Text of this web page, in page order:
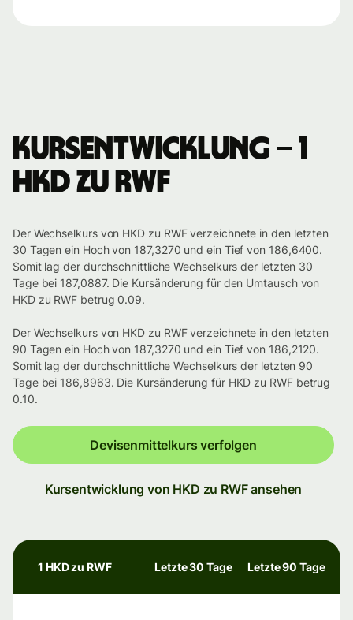
Kursentwicklung – 1
HKD zu RWF
Der Wechselkurs von HKD zu RWF verzeichnete in den letzten
30 Tagen ein Hoch von 187,3270 und ein Tief von 186,6400.
Somit lag der durchschnittliche Wechselkurs der letzten 30
Tage bei 187,0887. Die Kursänderung für den Umtausch von
HKD zu RWF betrug 0.09.
Der Wechselkurs von HKD zu RWF verzeichnete in den letzten
90 Tagen ein Hoch von 187,3270 und ein Tief von 186,2120.
Somit lag der durchschnittliche Wechselkurs der letzten 90
Tage bei 186,8963. Die Kursänderung für HKD zu RWF betrug
0.10.
Devisenmittelkurs verfolgen
Kursentwicklung von HKD zu RWF ansehen
1 HKD zu RWF Letzte 30 Tage Letzte 90 Tage